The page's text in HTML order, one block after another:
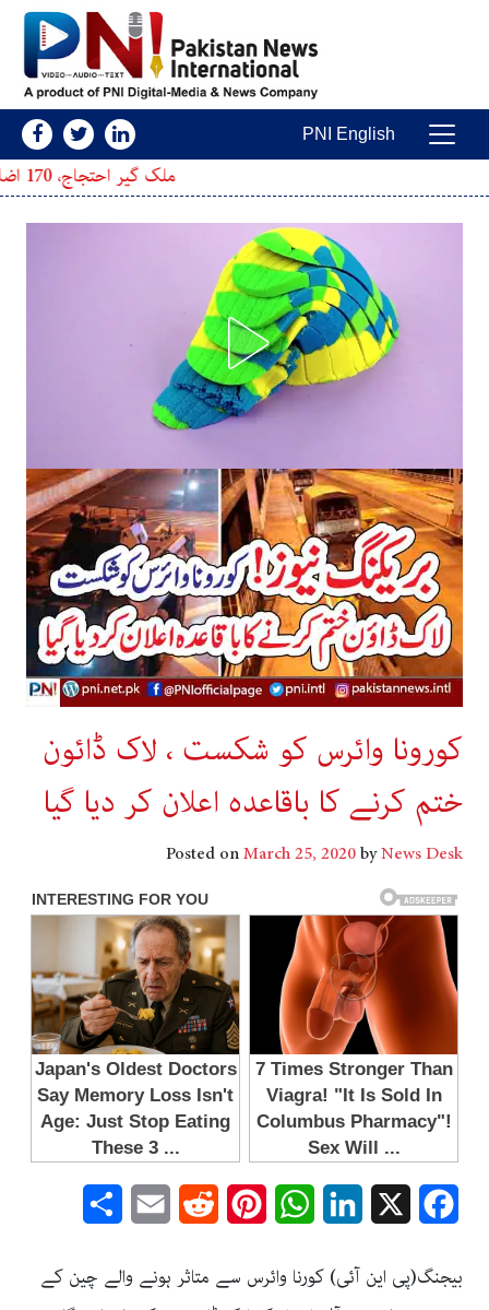
Main Navigation
PNI English
کورونا وائرس کو شکست ، لاک ڈائون
ختم کرنے کا باقاعدہ اعلان کر دیا گیا
Posted onMarch 25, 2020byNews Desk
Facebook
LinkedIn
WhatsApp
Pinterest
Reddit
Email
بیجنگ(پی این آئی) کورنا وائرس سے متاثر ہونے والے چین کے